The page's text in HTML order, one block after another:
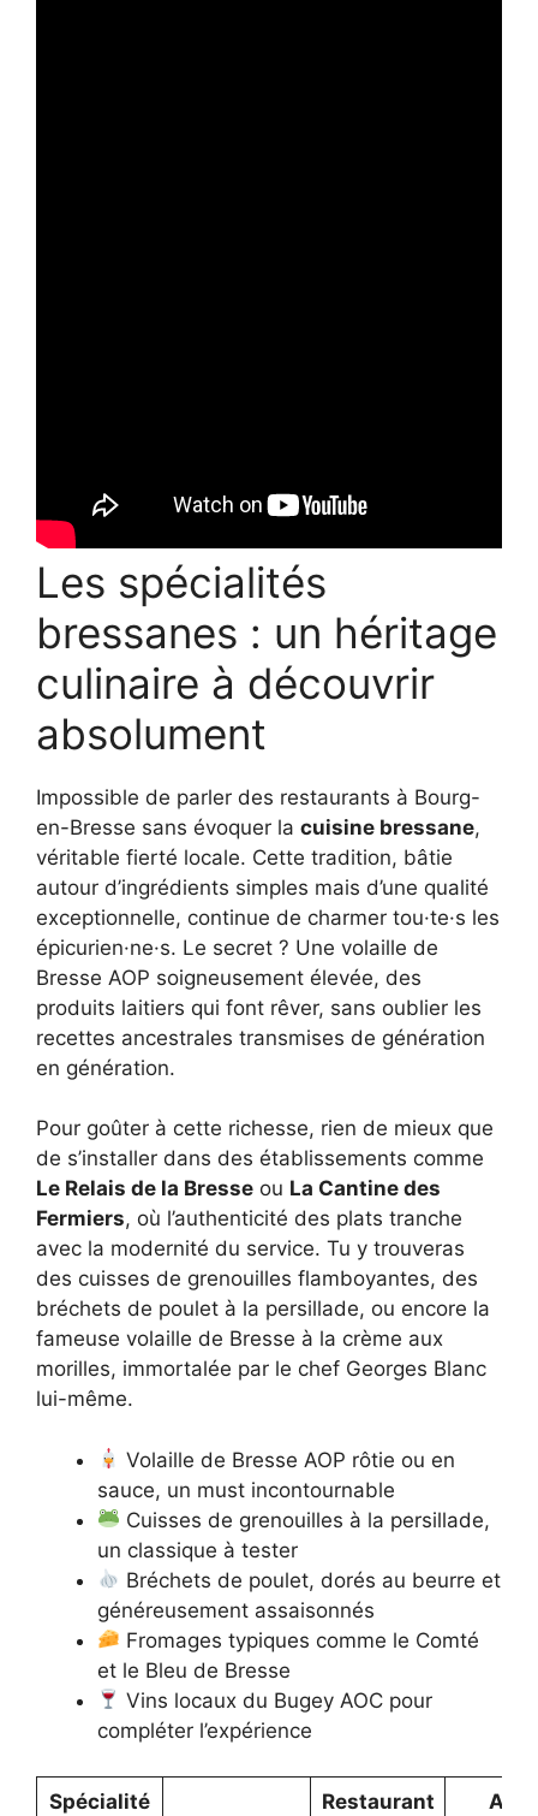
Les spécialités
bressanes : un héritage
culinaire à découvrir
absolument
Impossible de parler des restaurants à Bourg-
en-Bresse sans évoquer la cuisine bressane,
véritable fierté locale. Cette tradition, bâtie
autour d’ingrédients simples mais d’une qualité
exceptionnelle, continue de charmer tou·te·s les
épicurien·ne·s. Le secret ? Une volaille de
Bresse AOP soigneusement élevée, des
produits laitiers qui font rêver, sans oublier les
recettes ancestrales transmises de génération
en génération.
Pour goûter à cette richesse, rien de mieux que
de s’installer dans des établissements comme
Le Relais de la Bresse ou La Cantine des
Fermiers, où l’authenticité des plats tranche
avec la modernité du service. Tu y trouveras
des cuisses de grenouilles flamboyantes, des
bréchets de poulet à la persillade, ou encore la
fameuse volaille de Bresse à la crème aux
morilles, immortalée par le chef Georges Blanc
lui-même.
Volaille de Bresse AOP rôtie ou en
sauce, un must incontournable
Cuisses de grenouilles à la persillade,
un classique à tester
Bréchets de poulet, dorés au beurre et
généreusement assaisonnés
Fromages typiques comme le Comté
et le Bleu de Bresse
Vins locaux du Bugey AOC pour
compléter l’expérience
Spécialité
Restaurant